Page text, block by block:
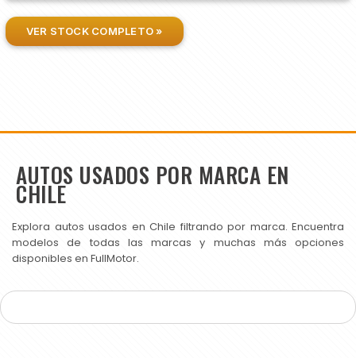
VER STOCK COMPLETO »
AUTOS USADOS POR MARCA EN
CHILE
Explora autos usados en Chile filtrando por marca. Encuentra
modelos de todas las marcas y muchas más opciones
disponibles en FullMotor.